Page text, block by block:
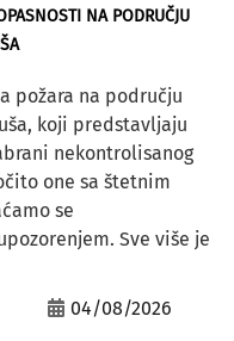
NA PODRUČJU
požara na području
koji predstavljaju
nekontrolisanog
one sa štetnim
se
Sve više je
04/08/2026